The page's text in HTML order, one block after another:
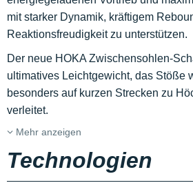
mit starker Dynamik, kräftigem
Reaktionsfreudigkeit zu unterstützen.
Der neue HOKA Zwischensohlen-
ultimatives Leichtgewicht, das Stöße
besonders auf kurzen Strecken zu
verleitet.
Mehr anzeigen
Technologien